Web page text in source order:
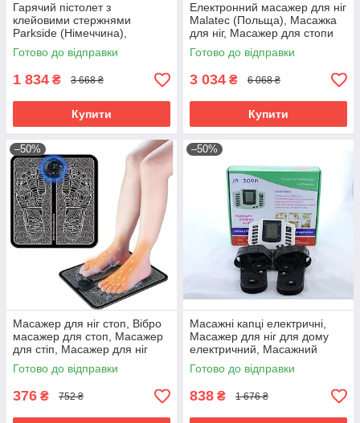
Гарячий пістолет з
клейовими стержнями
Parkside (Німеччина),
Пістолет термоклей, Пістолет
для термоклею, RYH
Готово до відправки
1 834 ₴ 3 668 ₴
Купити
Електронний масажер для ніг
Malatec (Польща), Масажка
для ніг, Масажер для стопи
ніг, Масажер для м'язів ніг
електричний, RYH
Готово до відправки
3 034 ₴ 6 068 ₴
Купити
–50%
Масажер для ніг стоп, Вібро
масажер для стоп, Масажер
для стіп, Масажер для ніг
вібраційний, RYH
Готово до відправки
376 ₴ 752 ₴
–50%
Масажні капці електричні,
Масажер для ніг для дому
електричний, Масажний
апарат для ніг, RYH
Готово до відправки
838 ₴ 1 676 ₴